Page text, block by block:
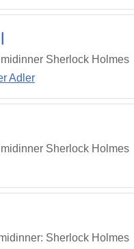
Sherlock Holmes
Adler
Sherlock Holmes
Sherlock Holmes